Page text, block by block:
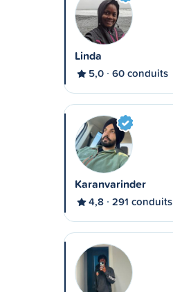
Linda
5,0 60 conduits
Karanvarinder
4,8 291 conduits